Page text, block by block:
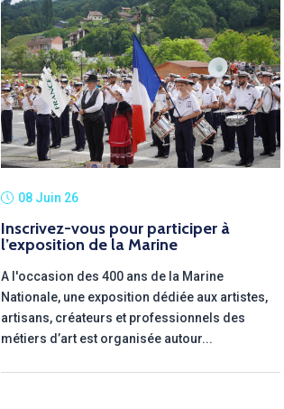
08 Juin 26
Inscrivez-vous pour participer à
l’exposition de la Marine
A l'occasion des 400 ans de la Marine
Nationale, une exposition dédiée aux artistes,
artisans, créateurs et professionnels des
métiers d’art est organisée autour...